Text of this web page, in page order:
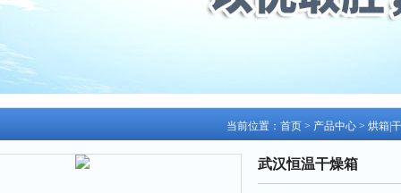
当前位置： 首页 > 产品中心 > 烘箱|
武汉恒温干燥箱